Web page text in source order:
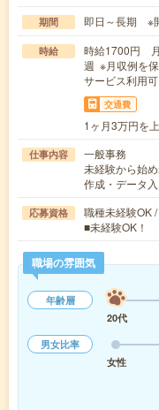
期間 即日～長期 ※
時給
時給1700円
週 ※月収例を
サービス利用可
交通費
1ヶ月3万円を
仕事内容
一般事務
未経験から始
作成・データ
応募資格
職種未経験OK
■未経験OK！
職場の雰囲気
年齢層
20代
男女比率
女性